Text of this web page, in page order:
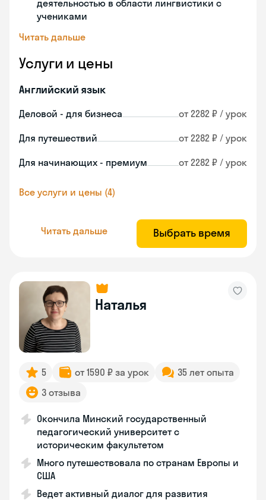
деятельностью в области лингвистики с
учениками
Читать дальше
Услуги и цены
Английский язык
Деловой - для бизнеса от 2282 ₽ / урок
Для путешествий от 2282 ₽ / урок
Для начинающих - премиум от 2282 ₽ / урок
Все услуги и цены (4)
Читать дальше Выбрать время
Наталья
5 от 1590 ₽ за урок
35 лет опыта
3 отзыва
Окончила Минский государственный
педагогический университет с
историческим факультетом
Много путешествовала по странам Европы и
США
Ведет активный диалог для развития